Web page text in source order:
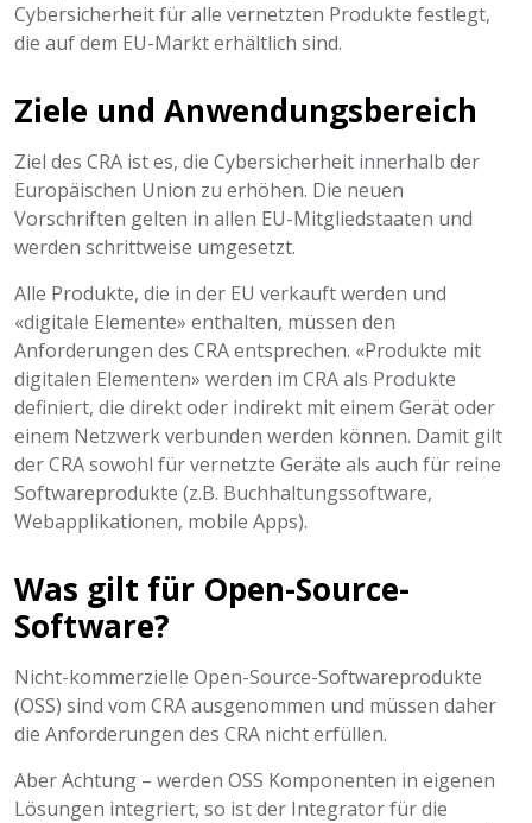
Cybersicherheit für alle vernetzten Produkte festlegt,
die auf dem EU-Markt erhältlich sind.
Ziele und Anwendungsbereich
Ziel des CRA ist es, die Cybersicherheit innerhalb der
Europäischen Union zu erhöhen. Die neuen
Vorschriften gelten in allen EU-Mitgliedstaaten und
werden schrittweise umgesetzt.
Alle Produkte, die in der EU verkauft werden und
«digitale Elemente» enthalten, müssen den
Anforderungen des CRA entsprechen. «Produkte mit
digitalen Elementen» werden im CRA als Produkte
definiert, die direkt oder indirekt mit einem Gerät oder
einem Netzwerk verbunden werden können. Damit gilt
der CRA sowohl für vernetzte Geräte als auch für reine
Softwareprodukte (z.B. Buchhaltungssoftware,
Webapplikationen, mobile Apps).
Was gilt für Open-Source-
Software?
Nicht-kommerzielle Open-Source-Softwareprodukte
(OSS) sind vom CRA ausgenommen und müssen daher
die Anforderungen des CRA nicht erfüllen.
Aber Achtung – werden OSS Komponenten in eigenen
Lösungen integriert, so ist der Integrator für die